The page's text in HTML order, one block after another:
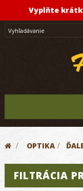
Vyplňte
> OPTIKA >
FILTRÁCIA